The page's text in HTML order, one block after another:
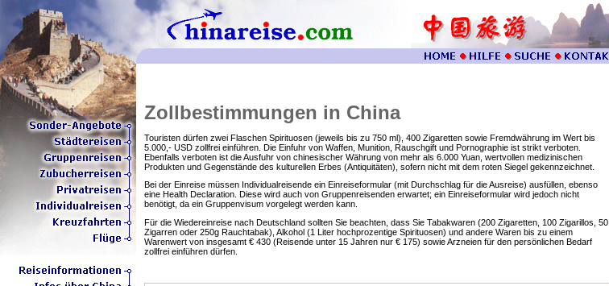
Zollbestimmungen in China
Touristen dürfen zwei Flaschen Spirituosen (jeweils bis zu 750 ml), 400 Zigaretten sowie Fremdwährung im Wert bis
5.000,- USD zollfrei einführen. Die Einfuhr von Waffen, Munition, Rauschgift und Pornographie ist strikt verboten.
Ebenfalls verboten ist die Ausfuhr von chinesischer Währung von mehr als 6.000 Yuan, wertvollen medizinischen
Produkten und Gegenstände des kulturellen Erbes (Antiquitäten), sofern nicht mit dem roten Siegel gekennzeichnet.
Bei der Einreise müssen Individualreisende ein Einreiseformular (mit Durchschlag für die Ausreise) ausfüllen, ebenso
eine Health Declaration. Diese wird auch von Gruppenreisenden erwartet; ein Einreiseformular wird jedoch nicht
benötigt, da ein Gruppenvisum vorgelegt werden kann.
Für die Wiedereinreise nach Deutschland sollten Sie beachten, dass Sie Tabakwaren (200 Zigaretten, 100 Zigarillos, 50
Zigarren oder 250g Rauchtabak), Alkohol (1 Liter hochprozentige Spirituosen) und andere Waren bis zu einem
Warenwert von insgesamt € 430 (Reisende unter 15 Jahren nur € 175) sowie Arzneien für den persönlichen Bedarf
zollfrei einführen dürfen.